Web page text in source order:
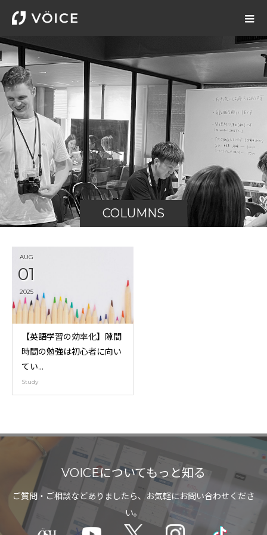
COLUMNS
AUG
01
2025
【英語学習の効率化】隙間
時間の勉強は初心者に向い
てい...
Study
VOICEについてもっと知る
ご質問・ご相談などありましたら、お気軽にお問い合わせくださ
い。